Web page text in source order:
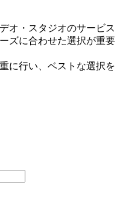
オ・スタジオのサービス
ズに合わせた選択が重要
に行い、ベストな選択を